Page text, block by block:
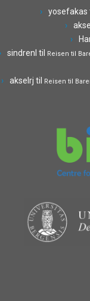
yosefakas
sindrenl til Reisen til
akselrj til Reisen til